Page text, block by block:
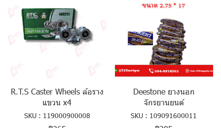
R.T.S Caster Wheels ล้อราง
แขวน x4
SKU : 119000900008
Deestone ยางนอก
จักรยานยนต์
SKU : 109091600011